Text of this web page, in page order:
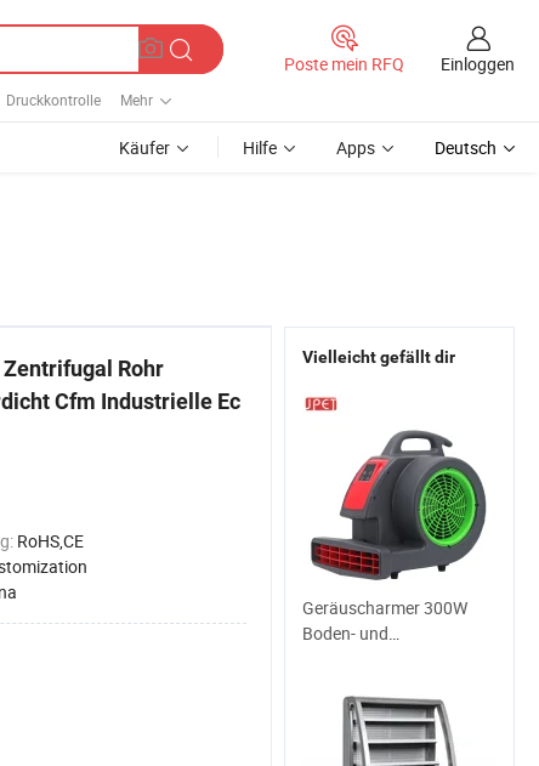
Druckkontrolle Mehr
Poste mein RFQ Einloggen
Käufer Hilfe Apps Deutsch
Rohr
Cfm Industrielle Ec
RoHS,CE
Vielleicht gefällt dir
Geräuscharmer 300W
Boden- und
Gleichstrommotor